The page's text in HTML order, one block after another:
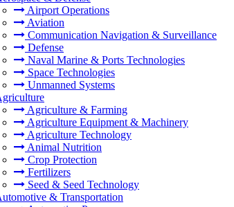
Airport Operations
Aviation
Communication Navigation & Surveillance
Defense
Naval Marine & Ports Technologies
Space Technologies
Unmanned Systems
Agriculture & Farming
Agriculture Equipment & Machinery
Agriculture Technology
Animal Nutrition
Crop Protection
Fertilizers
Seed & Seed Technology
& Transportation